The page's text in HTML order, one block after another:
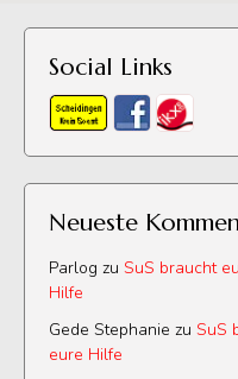
Social Links
Neueste
Parlog zu SuS braucht
Hilfe
Gede Stephanie zu SuS
eure Hilfe